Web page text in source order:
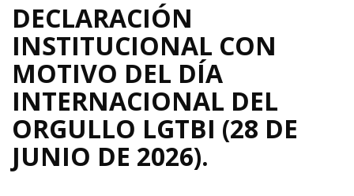
DECLARACIÓN
INSTITUCIONAL CON
MOTIVO DEL DÍA
INTERNACIONAL DEL
ORGULLO LGTBI (28 DE
JUNIO DE 2026).